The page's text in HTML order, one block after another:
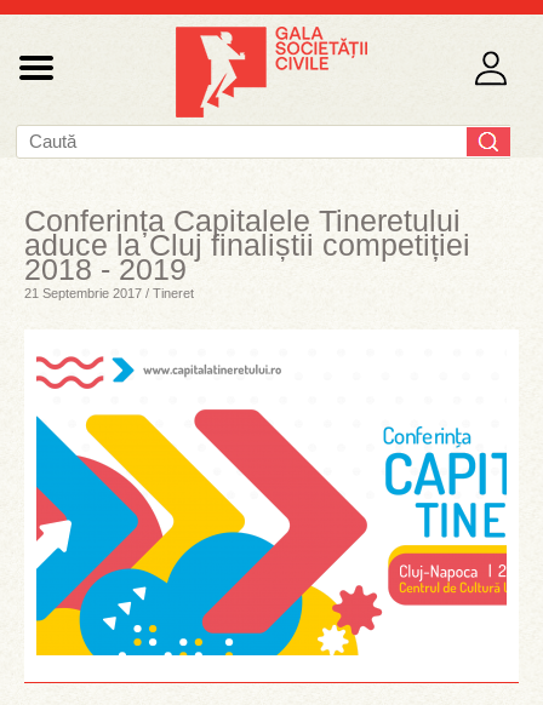
Conferința Capitalele Tineretului
aduce la Cluj finaliștii competiției
2018 - 2019
21 Septembrie 2017 / Tineret